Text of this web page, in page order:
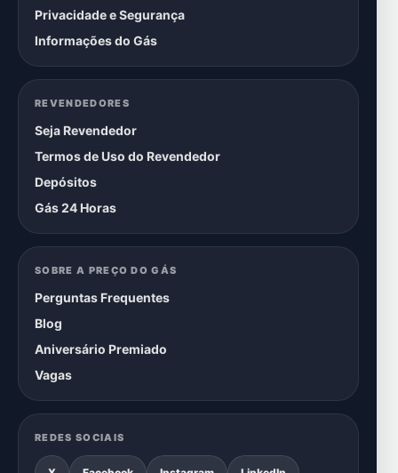
Privacidade e Segurança
Informações do Gás
REVENDEDORES
Seja Revendedor
Termos de Uso do Revendedor
Depósitos
Gás 24 Horas
SOBRE A PREÇO DO GÁS
Perguntas Frequentes
Blog
Aniversário Premiado
Vagas
REDES SOCIAIS